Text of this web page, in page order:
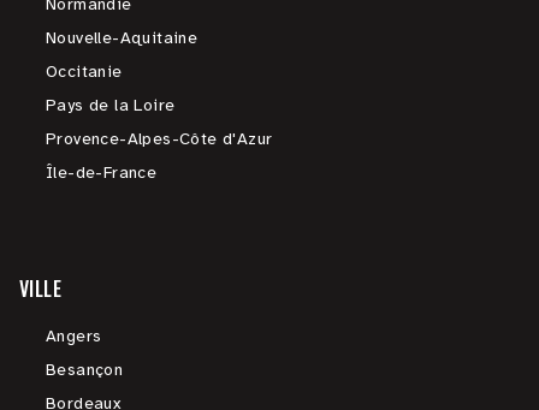
Normandie
Nouvelle-Aquitaine
Occitanie
Pays de la Loire
Provence-Alpes-Côte d'Azur
Île-de-France
VILLE
Angers
Besançon
Bordeaux